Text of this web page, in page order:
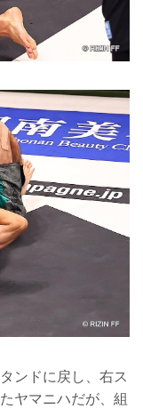
ンドに戻し、右ス
ヤマニハだが、組